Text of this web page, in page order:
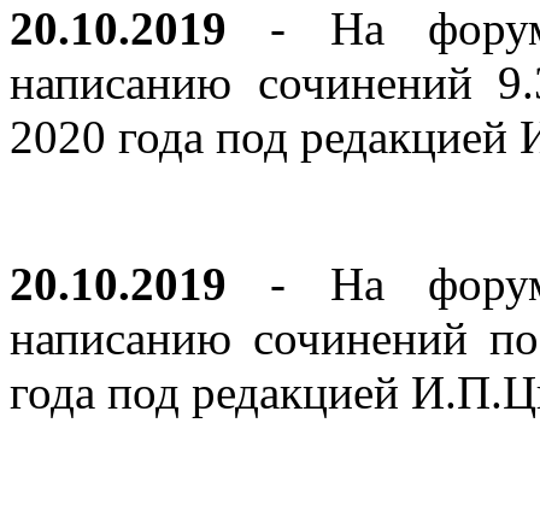
20.10.2019 - На
написанию сочинений
2020 года под
20.10.2019 - На
написанию сочинений
года под редакцией